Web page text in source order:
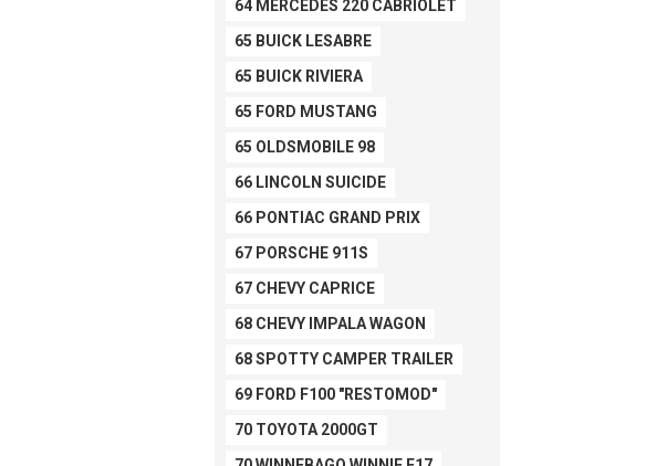
64 MERCEDES 220 CABRIOLET
65 BUICK LESABRE
65 BUICK RIVIERA
65 FORD MUSTANG
65 OLDSMOBILE 98
66 LINCOLN SUICIDE
66 PONTIAC GRAND PRIX
67 PORSCHE 911S
67 CHEVY CAPRICE
68 CHEVY IMPALA WAGON
68 SPOTTY CAMPER TRAILER
69 FORD F100 "RESTOMOD"
70 TOYOTA 2000GT